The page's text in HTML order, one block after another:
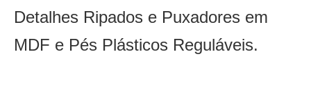
Detalhes Ripados e Puxadores em
MDF e Pés Plásticos Reguláveis.